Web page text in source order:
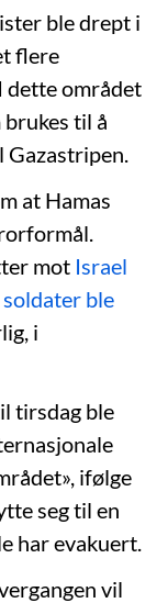
ble drept i
flere
dette området
til å
at Hamas
mot Israel
ble
i
tirsdag ble
ifølge
seg til en
har evakuert.
vil